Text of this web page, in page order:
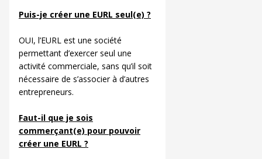
Puis-je créer une EURL seul(e) ?
OUI, l’EURL est une société
permettant d’exercer seul une
activité commerciale, sans qu’il soit
nécessaire de s’associer à d’autres
entrepreneurs.
Faut-il que je sois
commerçant(e) pour pouvoir
créer une EURL ?